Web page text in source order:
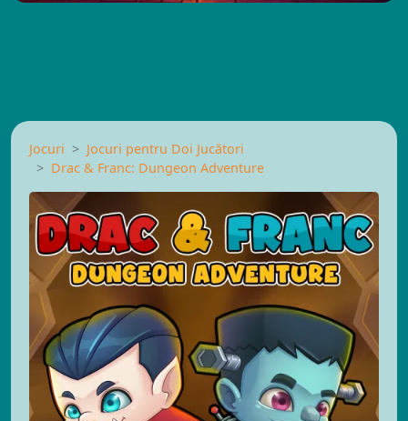
Jocuri
Jocuri pentru Doi Jucători
Drac & Franc: Dungeon Adventure